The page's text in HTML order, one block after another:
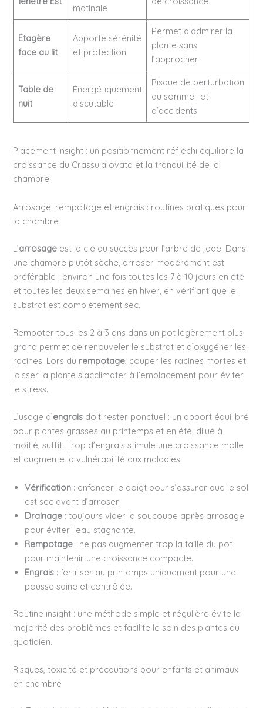
matinale
Étagère
face au lit
Apporte sérénité
et protection
Permet d’admirer la
plante sans
l’approcher
Table de
nuit
Énergétiquement
discutable
Risque de perturbation
du sommeil et
d’accidents
Placement insight : un positionnement réfléchi équilibre la
croissance du Crassula ovata et la tranquillité de la
chambre.
Arrosage, rempotage et engrais : routines pratiques pour
la chambre
L’arrosage est la clé du succès pour l’arbre de jade. Dans
une chambre plutôt sèche, arroser modérément est
préférable : environ une fois toutes les 7 à 10 jours en été
et toutes les deux semaines en hiver, en vérifiant que le
substrat est complètement sec.
Rempoter tous les 2 à 3 ans dans un pot légèrement plus
grand permet de renouveler le substrat et d’oxygéner les
racines. Lors du rempotage, couper les racines mortes et
laisser la plante s’acclimater à l’emplacement pour éviter
le stress.
L’usage d’engrais doit rester ponctuel : un apport équilibré
pour plantes grasses au printemps et en été, dilué à
moitié, suffit. Trop d’engrais stimule une croissance molle
et augmente la vulnérabilité aux maladies.
Vérification : enfoncer le doigt pour s’assurer que le sol
est sec avant d’arroser.
Drainage : toujours vider la soucoupe après arrosage
pour éviter l’eau stagnante.
Rempotage : ne pas augmenter trop la taille du pot
pour maintenir une croissance compacte.
Engrais : fertiliser au printemps uniquement pour une
pousse saine et contrôlée.
Routine insight : une méthode simple et régulière évite la
majorité des problèmes et facilite le soin des plantes au
quotidien.
Risques, toxicité et précautions pour enfants et animaux
en chambre